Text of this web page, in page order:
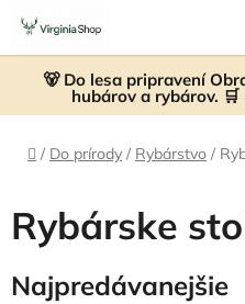
Prejsť
obsah
🐻 Do lesa pripravení
hubárov a rybárov. 🛒
Domov
/ Do prírody / Rybárstvo /
Rybárske
Najpredávanejšie